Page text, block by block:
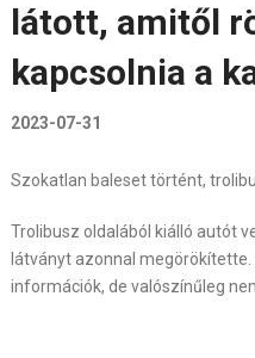
látott, amitől
kapcsolnia a
2023-07-31
Szokatlan baleset történt,
Trolibusz oldalából kiálló autót
látványt azonnal
információk, de valószínűleg